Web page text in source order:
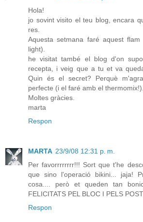
Hola!
jo sovint visito el teu blog, encara
res.
Aquesta setmana faré aquest
light).
he visitat també el blog d'on
recepta, i veig que a tu et va
Quin és el secret? Perquè
perfecte (i el faré amb el thermomix!).
Moltes gràcies.
marta
Respon
MARTA 23/9/08 12:31 p. m.
Per favorrrrrrrr!!! Sort que t'he
que sino l'operació bikini... jaja!
cosa.... però et queden tan
FELICITATS PEL BLOC I PELS
Respon